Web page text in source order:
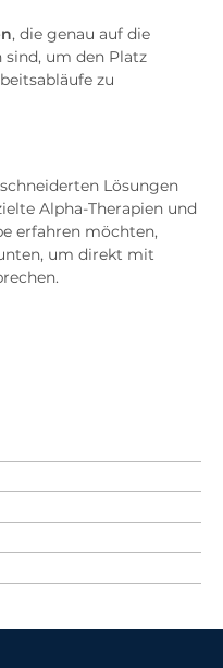
, die genau auf die
um den Platz
zu
Lösungen
Alpha-Therapien und
erfahren möchten,
um direkt mit